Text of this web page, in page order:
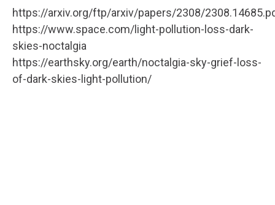
https://arxiv.org/ftp/arxiv/papers/2308/
https://www.space.com/light-pollution-loss-dark-
skies-noctalgia
https://earthsky.org/earth/noctalgia-sky-grief-loss-
of-dark-skies-light-pollution/